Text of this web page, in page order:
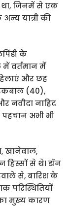
था, जिनमें से एक
यात्री की
के
वर्तमान में
और छह
(40),
नवीदा नाहिद
अभी भी
खानेवाल,
हिस्सों से थे। डॉन
से, बारिश के
मुख्य कारण